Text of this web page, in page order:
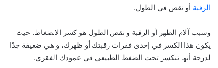
الرقبة أو نقص في الطول.
وسبب آلام الظهر أو الرقبة و نقص الطول هو كسر الانضغاط. حيث
يكون هذا الكسر في إحدى فقرات رقبتك أو ظهرك، و هي ضعيفة جدًا
لدرجة أنها تنكسر تحت الضغط الطبيعي في عمودك الفقري.